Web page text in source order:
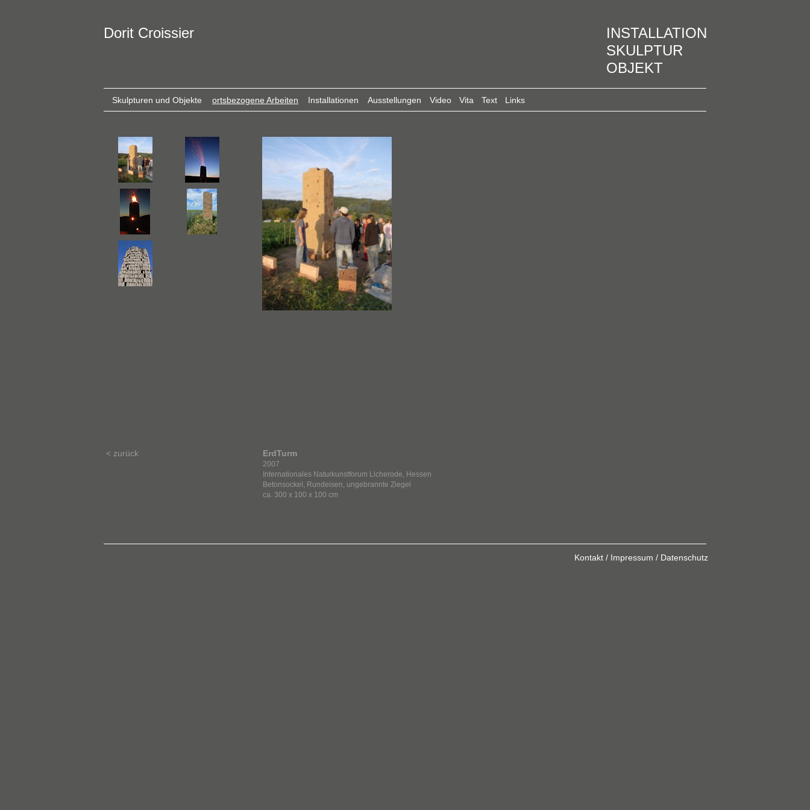
Dorit Croissier
INSTALLATION
SKULPTUR
OBJEKT
Skulpturen und Objekte ortsbezogene Arbeiten Installationen Ausstellungen Video Vita Text Links
ErdTurm
2007
Internationales Naturkunstforum Licherode, Hessen
Betonsockel, Rundeisen, ungebrannte Ziegel
ca. 300 x 100 x 100 cm
< zurück
Kontakt / Impressum / Datenschutz